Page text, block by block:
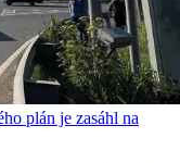
plán je zasáhl na